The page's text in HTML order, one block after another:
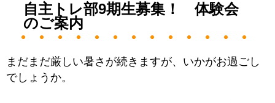
自主トレ部9期生募集！ 体験会
のご案内
まだまだ厳しい暑さが続きますが、いかがお過ごし
でしょうか。